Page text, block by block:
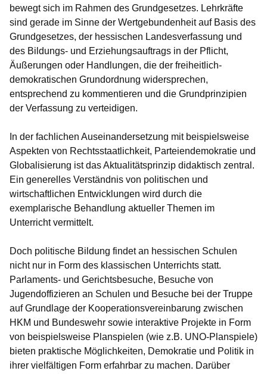
bewegt sich im Rahmen des Grundgesetzes. Lehrkräfte
sind gerade im Sinne der Wertgebundenheit auf Basis des
Grundgesetzes, der hessischen Landesverfassung und
des Bildungs- und Erziehungsauftrags in der Pflicht,
Äußerungen oder Handlungen, die der freiheitlich-
demokratischen Grundordnung widersprechen,
entsprechend zu kommentieren und die Grundprinzipien
der Verfassung zu verteidigen.
In der fachlichen Auseinandersetzung mit beispielsweise
Aspekten von Rechtsstaatlichkeit, Parteiendemokratie und
Globalisierung ist das Aktualitätsprinzip didaktisch zentral.
Ein generelles Verständnis von politischen und
wirtschaftlichen Entwicklungen wird durch die
exemplarische Behandlung aktueller Themen im
Unterricht vermittelt.
Doch politische Bildung findet an hessischen Schulen
nicht nur in Form des klassischen Unterrichts statt.
Parlaments- und Gerichtsbesuche, Besuche von
Jugendoffizieren an Schulen und Besuche bei der Truppe
auf Grundlage der Kooperationsvereinbarung zwischen
HKM und Bundeswehr sowie interaktive Projekte in Form
von beispielsweise Planspielen (wie z.B. UNO-Planspiele)
bieten praktische Möglichkeiten, Demokratie und Politik in
ihrer vielfältigen Form erfahrbar zu machen. Darüber